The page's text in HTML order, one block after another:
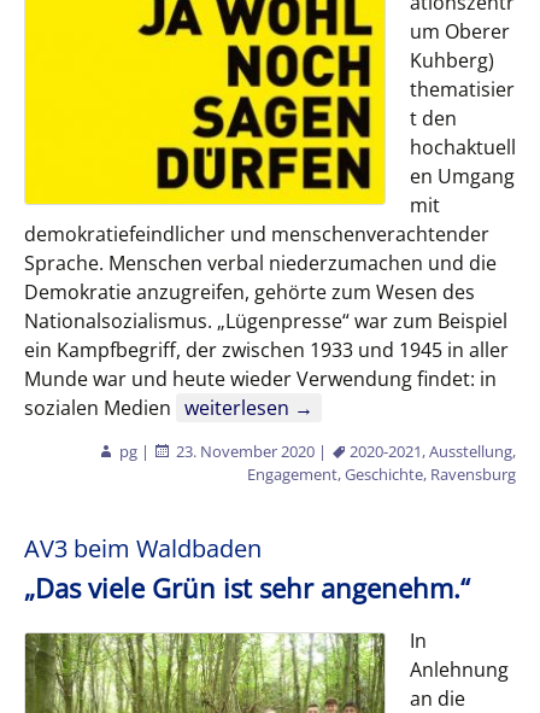
um Oberer
Kuhberg)
thematisier
t den
hochaktuell
en Umgang
mit
demokratiefeindlicher und menschenverachtender
Sprache. Menschen verbal niederzumachen und die
Demokratie anzugreifen, gehörte zum Wesen des
Nationalsozialismus. „Lügenpresse“ war zum Beispiel
ein Kampfbegriff, der zwischen 1933 und 1945 in aller
Munde war und heute wieder Verwendung findet: in
sozialen Medien Wanderausstellung des DZOK
weiterlesen →
pg | 23. November 2020 | 2020-2021,Ausstellung,
Engagement,Geschichte, Ravensburg
AV3 beim Waldbaden
„Das viele Grün ist sehr angenehm.“
In
Anlehnung
an die